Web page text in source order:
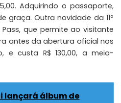
Adquirindo o passaporte,
graça. Outra novidade da 11ª
que permite ao visitante
antes da abertura oficial nos
e custa R$ 130,00, a meia-
lançará álbum de